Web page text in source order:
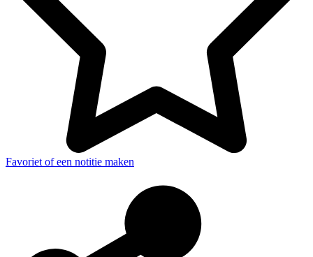
Favoriet of een notitie maken